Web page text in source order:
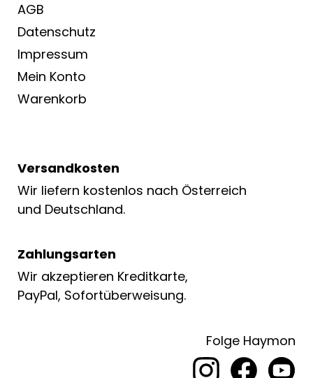
AGB
Datenschutz
Impressum
Mein Konto
Warenkorb
Versandkosten
Wir liefern kostenlos nach Österreich
und Deutschland.
Zahlungsarten
Wir akzeptieren Kreditkarte,
PayPal, Sofortüberweisung.
Folge Haymon